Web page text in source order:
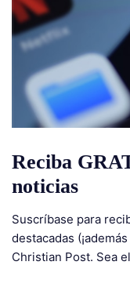
Reciba
noticias
Suscríbase para
destacadas
Christian Post. Sea